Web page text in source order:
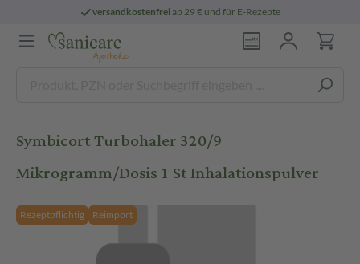
versandkostenfreiab 29 € und für E-Rezepte
Symbicort Turbohaler 320/9
Mikrogramm/Dosis 1 St Inhalationspulver
Rezeptpflichtig Reimport